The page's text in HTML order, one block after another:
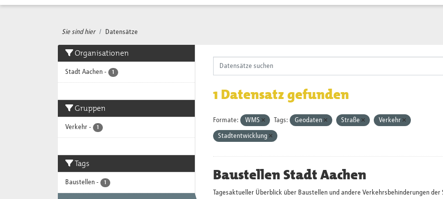
Sie sind hier Datensätze
Organisationen
Stadt Aachen - 1
Gruppen
Verkehr - 1
Tags
Baustellen - 1
1 Datensatz gefunden
Formate: WMS Tags: Geodaten Straße Verkehr
Stadtentwicklung
Baustellen Stadt Aachen
Tagesaktueller Überblick über Baustellen und andere Verkehrsbehinderungen